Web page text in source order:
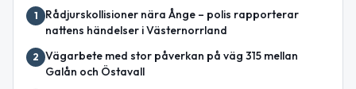
1
Rådjurskollisioner nära Ånge – polis rapporterar
nattens händelser i Västernorrland
2 Vägarbete med stor påverkan på väg 315 mellan
Galån och Östavall